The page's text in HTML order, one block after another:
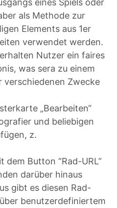
eines Spiels oder
als Methode zur
Elements aus 1er
verwendet werden.
Nutzer ein faires
was sera zu einem
verschiedenen Zwecke
„Bearbeiten“
und beliebigen
z.
dem Button “Rad-URL”
darüber hinaus
gibt es diesen Rad-
benutzerdefiniertem